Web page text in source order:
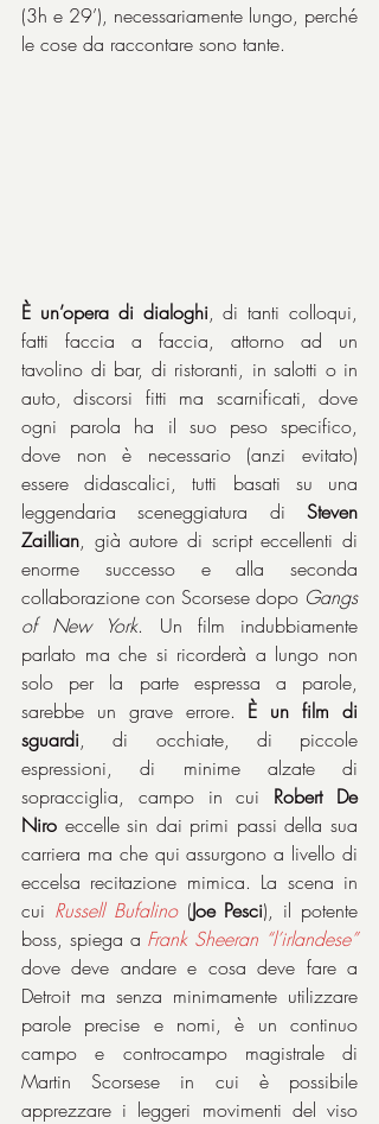
(3h e 29’), necessariamente lungo, perché
le cose da raccontare sono tante.
È un’opera di dialoghi, di tanti colloqui,
fatti faccia a faccia, attorno ad un
tavolino di bar, di ristoranti, in salotti o in
auto, discorsi fitti ma scarnificati, dove
ogni parola ha il suo peso specifico,
dove non è necessario (anzi evitato)
essere didascalici, tutti basati su una
leggendaria sceneggiatura di Steven
Zaillian, già autore di script eccellenti di
enorme successo e alla seconda
collaborazione con Scorsese dopo Gangs
of New York. Un film indubbiamente
parlato ma che si ricorderà a lungo non
solo per la parte espressa a parole,
sarebbe un grave errore. È un film di
sguardi, di occhiate, di piccole
espressioni, di minime alzate di
sopracciglia, campo in cui Robert De
Niro eccelle sin dai primi passi della sua
carriera ma che qui assurgono a livello di
eccelsa recitazione mimica. La scena in
cui Russell Bufalino (Joe Pesci), il potente
boss, spiega a Frank Sheeran “l’irlandese”
dove deve andare e cosa deve fare a
Detroit ma senza minimamente utilizzare
parole precise e nomi, è un continuo
campo e controcampo magistrale di
Martin Scorsese in cui è possibile
apprezzare i leggeri movimenti del viso